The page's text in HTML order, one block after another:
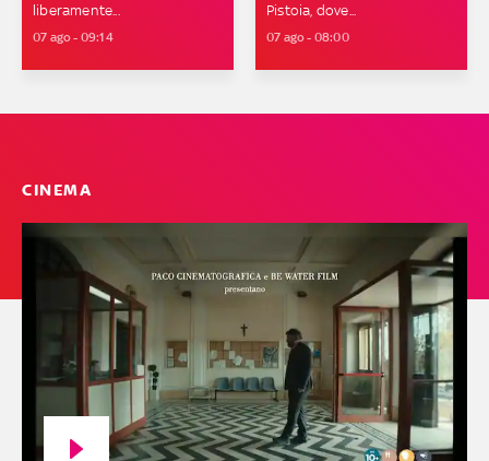
liberamente...
07 ago - 09:14
Pistoia, dove...
07 ago - 08:00
CINEMA